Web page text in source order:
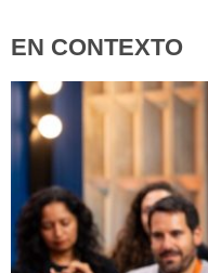
EN CONTEXTO